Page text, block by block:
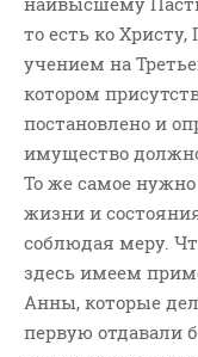
то есть ко
учением на
котором
постановлено и
имущество
То же самое
жизни и
соблюдая меру.
здесь имеем
Анны, которые
первую отдавали